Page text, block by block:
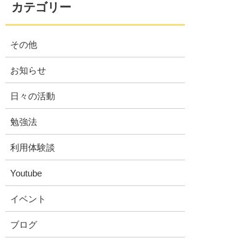
カテゴリー
その他
お知らせ
日々の活動
勉強法
利用体験談
Youtube
イベント
ブログ